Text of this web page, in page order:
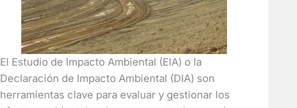
El Estudio de Impacto Ambiental (EIA) o la
Declaración de Impacto Ambiental (DIA) son
herramientas clave para evaluar y gestionar los